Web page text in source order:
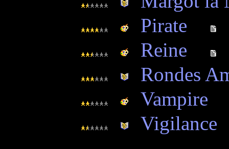
Pirate
Reine
Rondes
Vampire
Vigilance